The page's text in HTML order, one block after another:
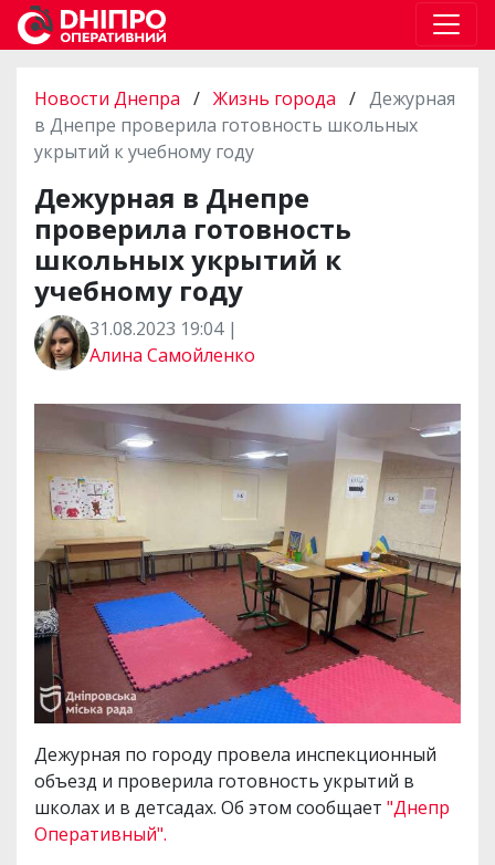
Новости Днепра / Жизнь города / Дежурная
в Днепре проверила готовность школьных
укрытий к учебному году
Дежурная в Днепре
проверила готовность
школьных укрытий к
учебному году
31.08.2023 19:04 |
Алина Самойленко
Дежурная по городу провела инспекционный
объезд и проверила готовность укрытий в
школах и в детсадах. Об этом сообщает "Днепр
Оперативный".